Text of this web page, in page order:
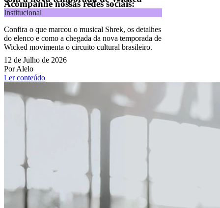
Institucional
Confira o que marcou o musical Shrek, os detalhes
do elenco e como a chegada da nova temporada de
Wicked movimenta o circuito cultural brasileiro.
12 de Julho de 2026
Por Alelo
Ler conteúdo
Acompanhe nossas redes sociais: